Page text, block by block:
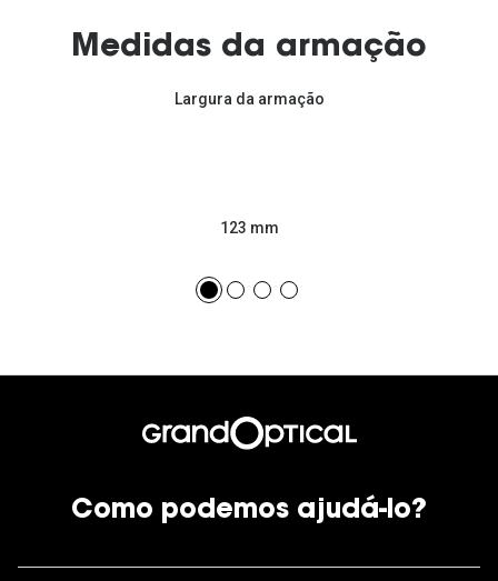
Medidas da armação
Largura da armação
123 mm
Como podemos ajudá-lo?